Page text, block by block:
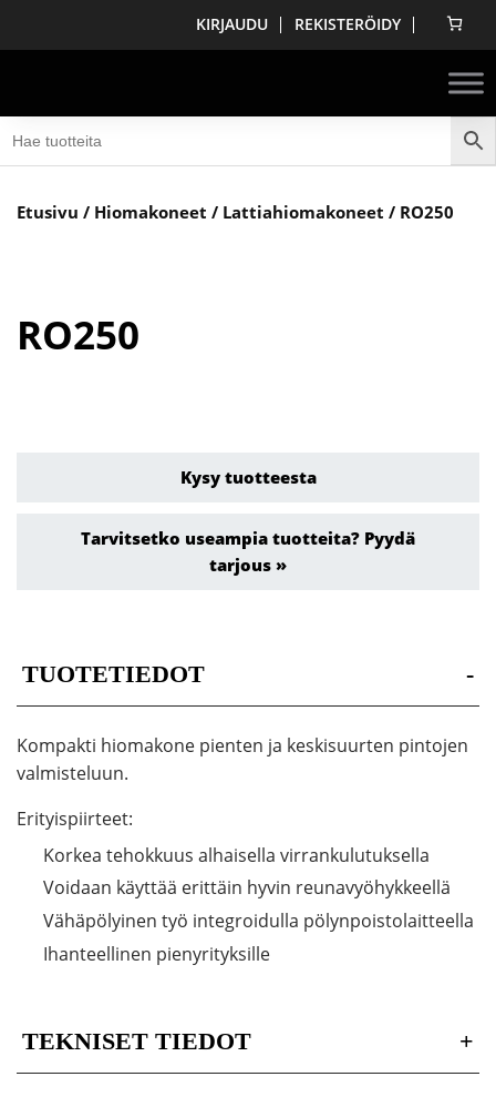
KIRJAUDU REKISTERÖIDY
Etusivu / Hiomakoneet / Lattiahiomakoneet / RO250
RO250
Kysy tuotteesta
Tarvitsetko useampia tuotteita? Pyydä
tarjous »
TUOTETIEDOT -
Kompakti hiomakone pienten ja keskisuurten pintojen
valmisteluun.
Erityispiirteet:
Korkea tehokkuus alhaisella virrankulutuksella
Voidaan käyttää erittäin hyvin reunavyöhykkeellä
Vähäpölyinen työ integroidulla pölynpoistolaitteella
Ihanteellinen pienyrityksille
TEKNISET TIEDOT +